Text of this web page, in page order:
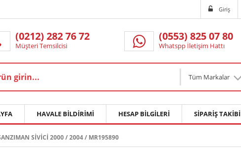
Giriş
(0212) 282 76 72
Müşteri Temsilcisi
(0553) 825 07 80
Whatspp İletişim Hattı
Tüm Markalar
HAVALE BILDIRIMI HESAP BILGILERI SIPARIŞ TAKIBI
SİVİCİ 2000 / 2004 / MR195890